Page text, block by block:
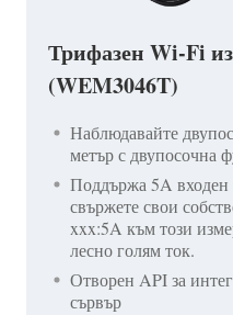
Трифазен Wi-Fi
(WEM3046T)
Наблюдавайте
метър с двупосочна
Поддържа 5A входен
свържете свои
xxx:5A към този
лесно голям ток.
Отворен API за
сървър